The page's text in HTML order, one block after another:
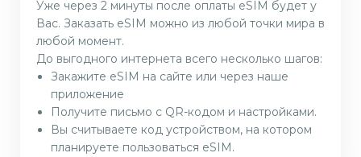
Уже через 2 минуты после оплаты eSIM будет у
Вас. Заказать eSIM можно из любой точки мира в
любой момент.
До выгодного интернета всего несколько шагов:
Закажите eSIM на сайте или через наше
приложение
Получите письмо с QR-кодом и настройками.
Вы считываете код устройством, на котором
планируете пользоваться eSIM.